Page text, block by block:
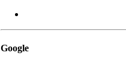
Google